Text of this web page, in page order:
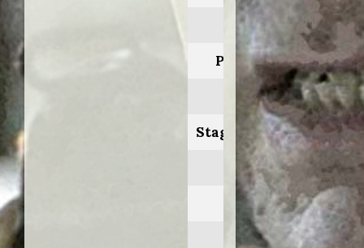
2021
Personaggio:
Peter Groff
Stagione.Episodio:
3.1-2-7
Regia di:
Ben